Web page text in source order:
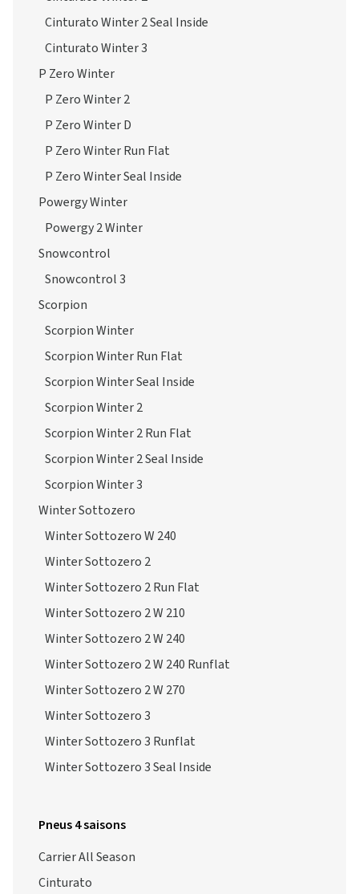
Cinturato Winter 2 Seal Inside
Cinturato Winter 3
P Zero Winter
P Zero Winter 2
P Zero Winter D
P Zero Winter Run Flat
P Zero Winter Seal Inside
Powergy Winter
Powergy 2 Winter
Snowcontrol
Snowcontrol 3
Scorpion
Scorpion Winter
Scorpion Winter Run Flat
Scorpion Winter Seal Inside
Scorpion Winter 2
Scorpion Winter 2 Run Flat
Scorpion Winter 2 Seal Inside
Scorpion Winter 3
Winter Sottozero
Winter Sottozero W 240
Winter Sottozero 2
Winter Sottozero 2 Run Flat
Winter Sottozero 2 W 210
Winter Sottozero 2 W 240
Winter Sottozero 2 W 240 Runflat
Winter Sottozero 2 W 270
Winter Sottozero 3
Winter Sottozero 3 Runflat
Winter Sottozero 3 Seal Inside
Pneus 4 saisons
Carrier All Season
Cinturato